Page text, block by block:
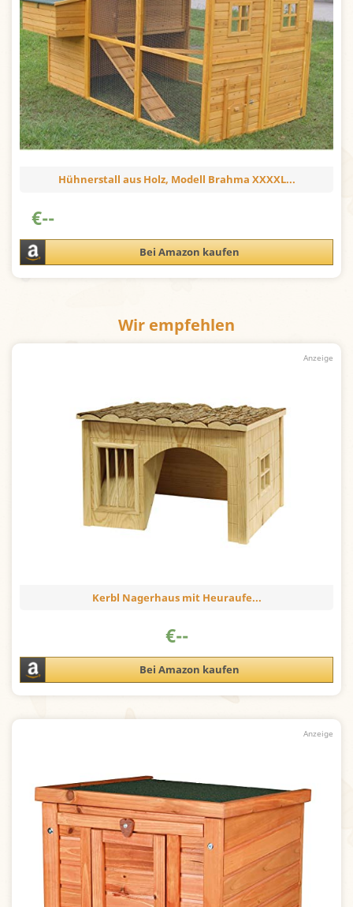
Wir empfehlen
Kerbl Nagerhaus mit Heuraufe...
€--
Bei Amazon kaufen
Hühnerstall aus Holz, Modell Brahma XXXXL...
€--
Bei Amazon kaufen